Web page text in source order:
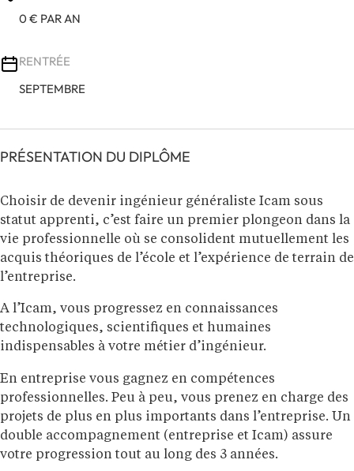
0 € PAR AN
RENTRÉE
SEPTEMBRE
PRÉSENTATION DU DIPLÔME
Choisir de devenir ingénieur généraliste Icam sous
statut apprenti, c’est faire un premier plongeon dans la
vie professionnelle où se consolident mutuellement les
acquis théoriques de l’école et l’expérience de terrain de
l’entreprise.
A l’Icam, vous progressez en connaissances
technologiques, scientifiques et humaines
indispensables à votre métier d’ingénieur.
En entreprise vous gagnez en compétences
professionnelles. Peu à peu, vous prenez en charge des
projets de plus en plus importants dans l’entreprise. Un
double accompagnement (entreprise et Icam) assure
votre progression tout au long des 3 années.